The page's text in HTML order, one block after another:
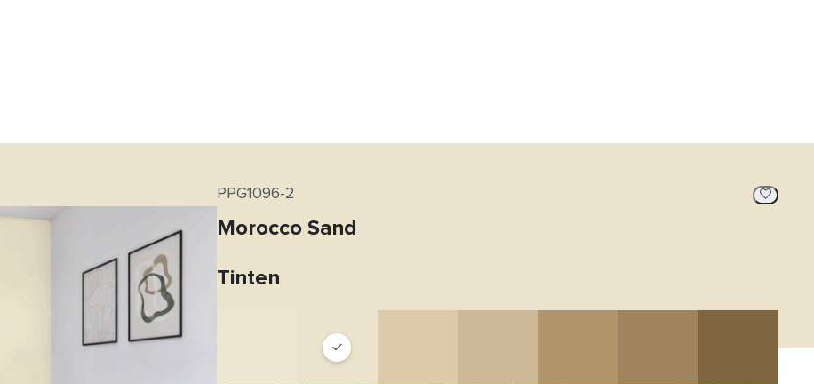
PPG1096-2
Morocco Sand
Tinten